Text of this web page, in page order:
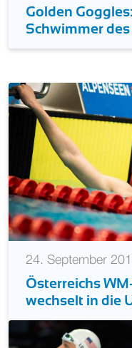
Golden
Schwimmer des
24. September
Österreichs
wechselt in die